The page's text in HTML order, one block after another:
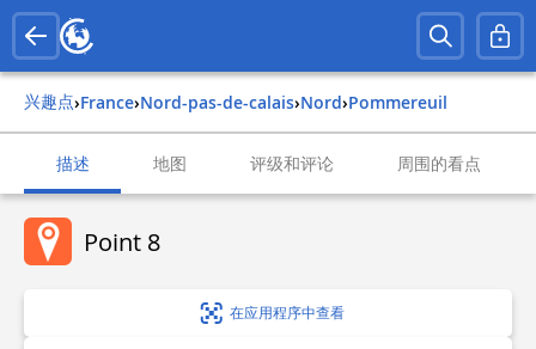
兴趣点› france› nord-pas-de-calais› nord› pommereuil
描述 地图 评级和评论 周围的看点
Point 8
在应用程序中查看